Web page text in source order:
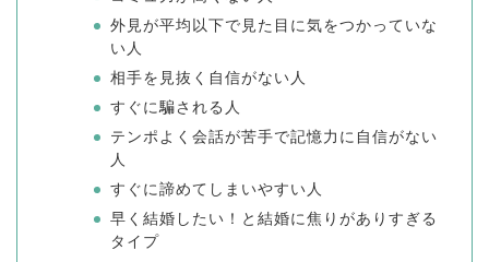
外見が平均以下で見た目に気をつかっていな
い人
相手を見抜く自信がない人
すぐに騙される人
テンポよく会話が苦手で記憶力に自信がない
人
すぐに諦めてしまいやすい人
早く結婚したい！と結婚に焦りがありすぎる
タイプ